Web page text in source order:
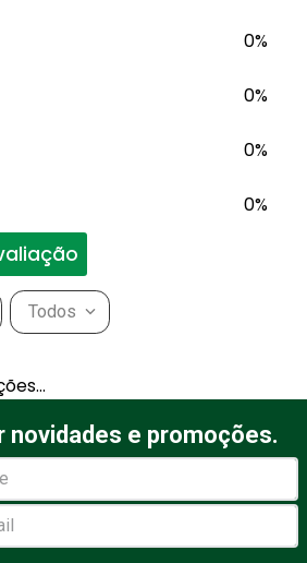
0%
0%
0%
0%
de 1 a 5
Todos
novidades e promoções.